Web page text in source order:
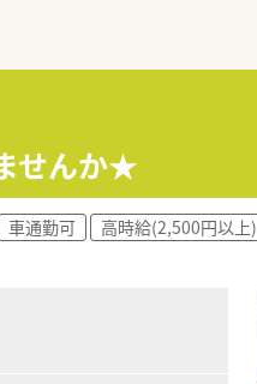
せんか★
車通勤可 高時給(2,500円以上)